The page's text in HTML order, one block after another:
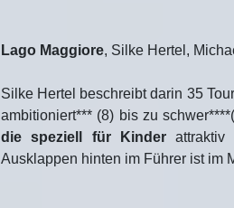
Lago Maggiore, Silke Hertel,
Silke Hertel beschreibt darin 35
ambitioniert*** (8) bis zu
die speziell für Kinderattraktiv
Ausklappen hinten im Führer ist im